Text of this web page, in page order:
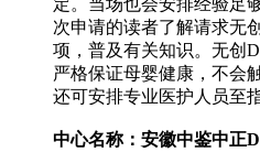
次申请的读者了解请求无
项，普及有关知识。无创
严格保证母婴健康，不会
还可安排专业医护人员至
中心名称：安徽中鉴中正